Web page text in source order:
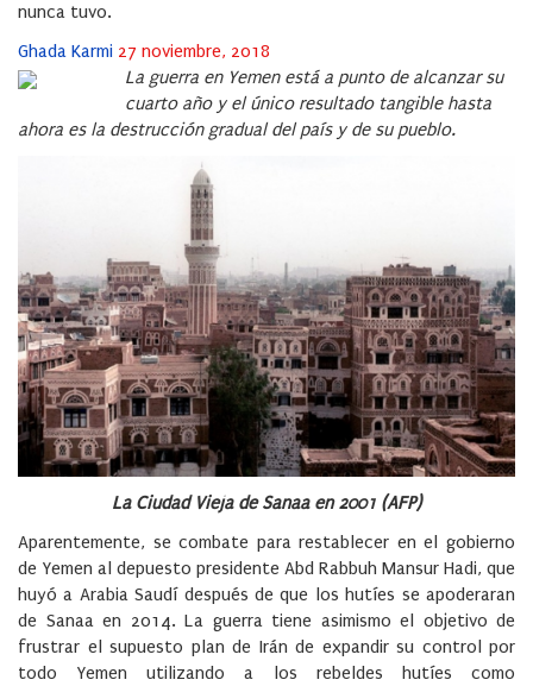
nunca tuvo.
Ghada Karmi Posted
on
27 noviembre, 2018
La guerra en Yemen está a punto de alcanzar su
cuarto año y el único resultado tangible hasta
ahora es la destrucción gradual del país y de su pueblo.
La Ciudad Vieja de Sanaa en 2001 (AFP)
Aparentemente, se combate para restablecer en el gobierno
de Yemen al depuesto presidente Abd Rabbuh Mansur Hadi, que
huyó a Arabia Saudí después de que los hutíes se apoderaran
de Sanaa en 2014. La guerra tiene asimismo el objetivo de
frustrar el supuesto plan de Irán de expandir su control por
todo Yemen utilizando a los rebeldes hutíes como